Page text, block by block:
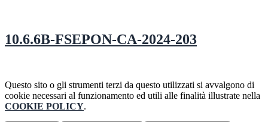
10.6.6B-FSEPON-CA-2024-203
Questo sito o gli strumenti terzi da questo utilizzati si avvalgono di
cookie necessari al funzionamento ed utili alle finalità illustrate nella
COOKIE POLICY.